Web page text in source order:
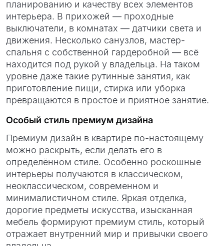
планированию и качеству всех элементов
интерьера. В прихожей — проходные
выключатели, в комнатах — датчики света и
движения. Несколько санузлов, мастер-
спальня с собственной гардеробной — всё
находится под рукой у владельца. На таком
уровне даже такие рутинные занятия, как
приготовление пищи, стирка или уборка
превращаются в простое и приятное занятие.
Особый стиль премиум дизайна
Премиум дизайн в квартире по-настоящему
можно раскрыть, если делать его в
определённом стиле. Особенно роскошные
интерьеры получаются в классическом,
неоклассическом, современном и
минималистичном стиле. Яркая отделка,
дорогие предметы искусства, изысканная
мебель формируют премиум стиль, который
отражает внутренний мир и привычки своего